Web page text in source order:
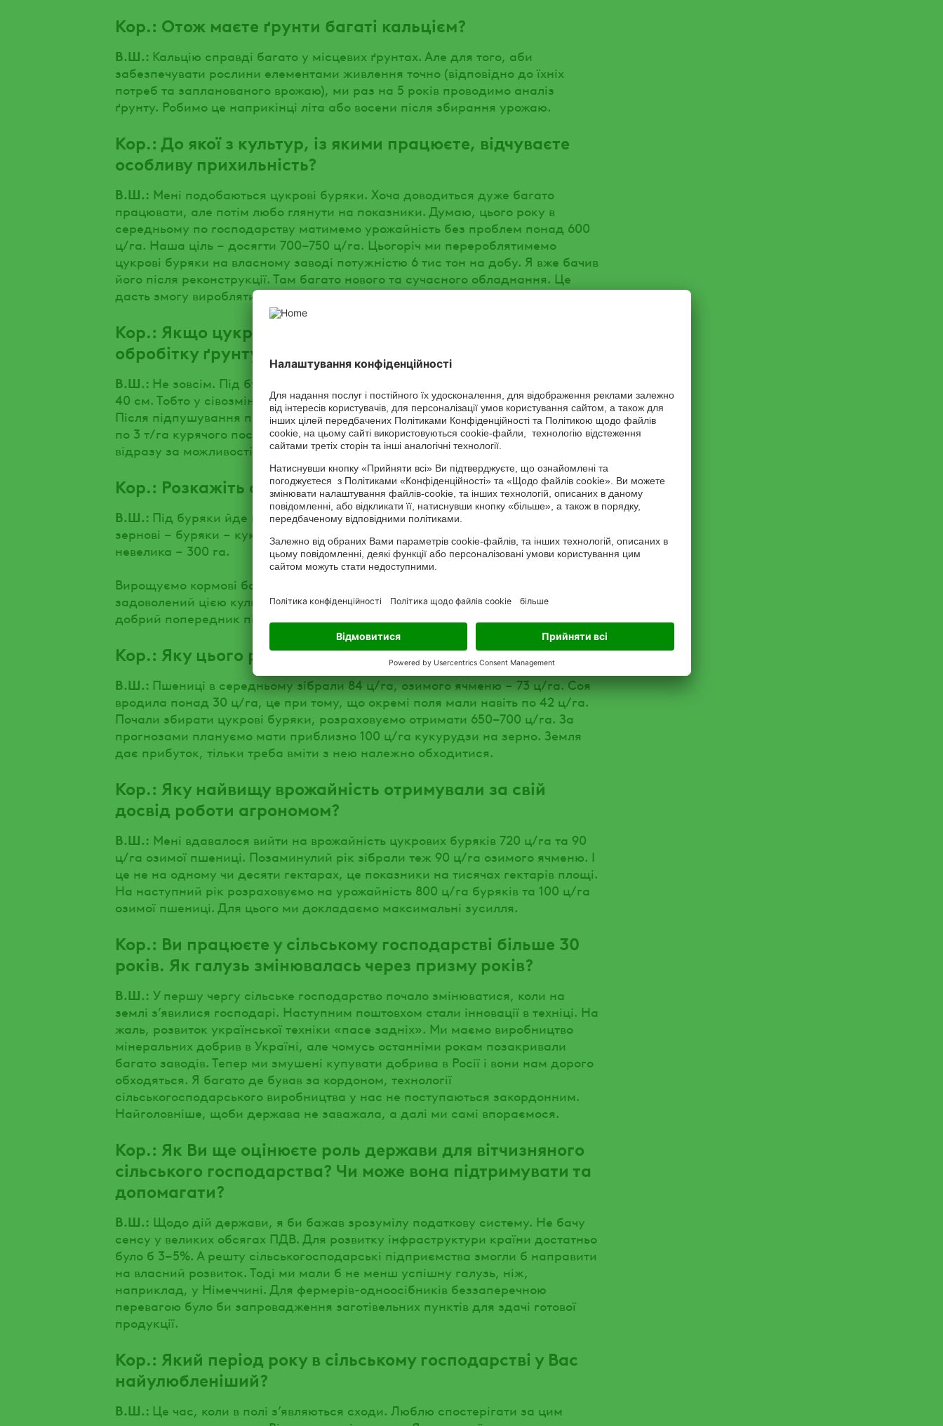
Кор.: Отож маєте ґрунти багаті кальцієм?
В.Ш.: Кальцію справді багато у місцевих ґрунтах. Але для того, аби
забезпечувати рослини елементами живлення точно (відповідно до їхніх
потреб та запланованого врожаю), ми раз на 5 років проводимо аналіз
ґрунту. Робимо це наприкінці літа або восени після збирання урожаю.
Кор.: До якої з культур, із якими працюєте, відчуваєте
особливу прихильність?
В.Ш.: Мені подобаються цукрові буряки. Хоча доводиться дуже багато
працювати, але потім любо глянути на показники. Думаю, цього року в
середньому по господарству матимемо урожайність без проблем понад 600
ц/га. Наша ціль – досягти 700–750 ц/га. Цьогоріч ми перероблятимемо
цукрові буряки на власному заводі потужністю 6 тис тон на добу. Я вже бачив
його після реконструкції. Там багато нового та сучасного обладнання. Це
дасть змогу виробляти нам цукор найвищої якості.
Кор.: Якщо цукрові буряки є основною культурою, то в
обробітку ґрунту переважає оранка?
В.Ш.: Не зовсім. Під буряки здійснюємо глибоке розпушування на глибину
40 см. Тобто у сівозміні такий обробіток припадає один раз на 3–4 роки.
Після підпушування під буряки розкидаємо мінеральні добрива та вносимо
по 3 т/га курячого посліду. Поверхню ґрунту вирівнюємо КПС. Навесні,
відразу за можливості, проводимо закриття вологи.
Кор.: Розкажіть схему сівозміни
В.Ш.: Під буряки йде в основному частина сої, пшениці й ріпаку. Озимі
зернові – буряки – кукурудза – соя – зернові. Є ще кормова група, але
невелика – 300 га.
Вирощуємо кормові боби для потреб тваринництва. Я, як агроном, дуже
задоволений цією культурою. Це потужний азотфіксатор, а відтак уже
добрий попередник під усі культури.
Кор.: Яку цього року мали врожайність?
В.Ш.: Пшениці в середньому зібрали 84 ц/га, озимого ячменю – 73 ц/га. Соя
вродила понад 30 ц/га, це при тому, що окремі поля мали навіть по 42 ц/га.
Почали збирати цукрові буряки, розраховуємо отримати 650–700 ц/га. За
прогнозами плануємо мати приблизно 100 ц/га кукурудзи на зерно. Земля
дає прибуток, тільки треба вміти з нею належно обходитися.
Кор.: Яку найвищу врожайність отримували за свій
досвід роботи агрономом?
В.Ш.: Мені вдавалося вийти на врожайність цукрових буряків 720 ц/га та 90
ц/га озимої пшениці. Позаминулий рік зібрали теж 90 ц/га озимого ячменю. І
це не на одному чи десяти гектарах, це показники на тисячах гектарів площі.
На наступний рік розраховуємо на урожайність 800 ц/га буряків та 100 ц/га
озимої пшениці. Для цього ми докладаємо максимальні зусилля.
Кор.: Ви працюєте у сільському господарстві більше 30
років. Як галузь змінювалась через призму років?
В.Ш.: У першу чергу сільське господарство почало змінюватися, коли на
землі з’явилися господарі. Наступним поштовхом стали інновації в техніці. На
жаль, розвиток української техніки «пасе задніх». Ми маємо виробництво
мінеральних добрив в Україні, але чомусь останніми рокам позакривали
багато заводів. Тепер ми змушені купувати добрива в Росії і вони нам дорого
обходяться. Я багато де бував за кордоном, технології
сільськогосподарського виробництва у нас не поступаються закордонним.
Найголовніше, щоби держава не заважала, а далі ми самі впораємося.
Кор.: Як Ви ще оцінюєте роль держави для вітчизняного
сільського господарства? Чи може вона підтримувати та
допомагати?
В.Ш.: Щодо дій держави, я би бажав зрозумілу податкову систему. Не бачу
сенсу у великих обсягах ПДВ. Для розвитку інфраструктури країни достатньо
було б 3–5%. А решту сільськогосподарські підприємства змогли б направити
на власний розвиток. Тоді ми мали б не менш успішну галузь, ніж,
наприклад, у Німеччині. Для фермерів-одноосібників беззаперечною
перевагою було би запровадження заготівельних пунктів для здачі готової
продукції.
Кор.: Який період року в сільському господарстві у Вас
найулюбленіший?
В.Ш.: Це час, коли в полі з’являються сходи. Люблю спостерігати за цим